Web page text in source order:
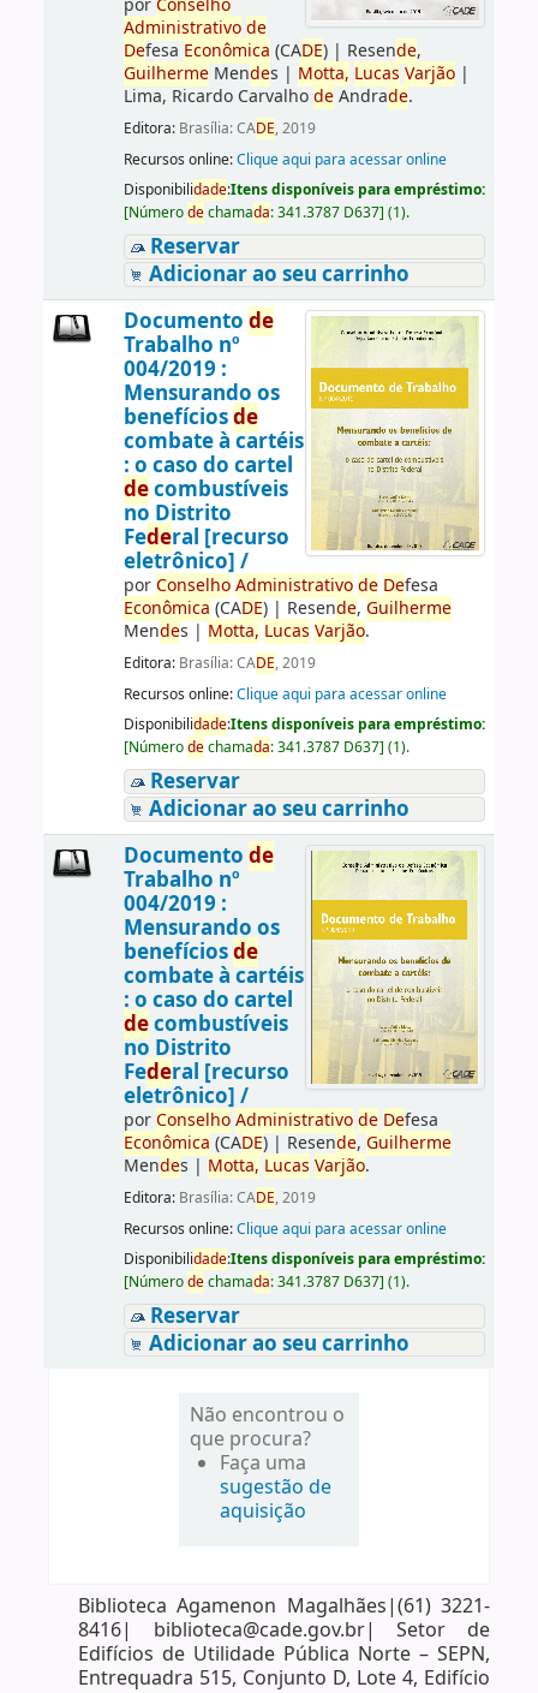
porConselho
Administrativo de
Defesa Econômica (CADE)| Resende,
GuilhermeMendes | Motta, Lucas Varjão|
Lima, Ricardo CarvalhodeAndrade.
Editora: Brasília: CADE, 2019
Recursos online:Clique aqui para acessar online
Disponibilidade:Itens disponíveis para empréstimo:
[Númerodechamada:341.3787 D637] (1).
Reservar
Adicionar ao seu carrinho
Documento de
Trabalho nº
004/2019 :
Mensurando os
benefíciosde
combate à cartéis
: o caso do cartel
decombustíveis
no Distrito
Federal [recurso
eletrônico] /
porConselho Administrativo de Defesa
Econômica (CADE)| Resende, Guilherme
Mendes | Motta, Lucas Varjão.
Editora: Brasília: CADE, 2019
Recursos online:Clique aqui para acessar online
Disponibilidade:Itens disponíveis para empréstimo:
[Númerodechamada:341.3787 D637] (1).
Reservar
Adicionar ao seu carrinho
Documento de
Trabalho nº
004/2019 :
Mensurando os
benefíciosde
combate à cartéis
: o caso do cartel
decombustíveis
no Distrito
Federal [recurso
eletrônico] /
porConselho Administrativo de Defesa
Econômica (CADE)| Resende, Guilherme
Mendes | Motta, Lucas Varjão.
Editora: Brasília: CADE, 2019
Recursos online:Clique aqui para acessar online
Disponibilidade:Itens disponíveis para empréstimo:
[Númerodechamada:341.3787 D637] (1).
Reservar
Adicionar ao seu carrinho
Não encontrou o
que procura?
Faça uma
sugestão de
aquisição
Biblioteca Agamenon Magalhães|(61) 3221-
8416| biblioteca@cade.gov.br| Setor de
Edifícios de Utilidade Pública Norte – SEPN,
Entrequadra 515, Conjunto D, Lote 4, Edifício